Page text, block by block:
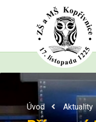
Úvod Aktuality